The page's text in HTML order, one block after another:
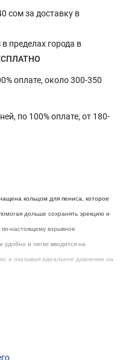
сом за доставку в
пределах города в
оплате, около 300-350
по 100% оплате, от 180-
кольцом для пениса, которое
дольше сохранять эрекцию и
настоящему взрывное
удобно и легко вводится на
и оказывая идеальное давление на